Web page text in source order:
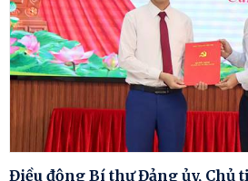
Điều động Bí thư Đảng ủy, Chủ